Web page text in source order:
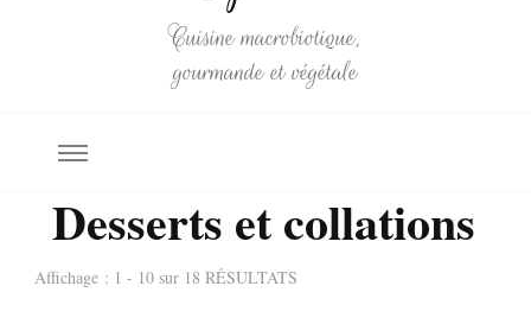
Cuisine macrobiotique,
gourmande et végétale
Desserts et collations
Affichage : 1 - 10 sur 18 RÉSULTATS